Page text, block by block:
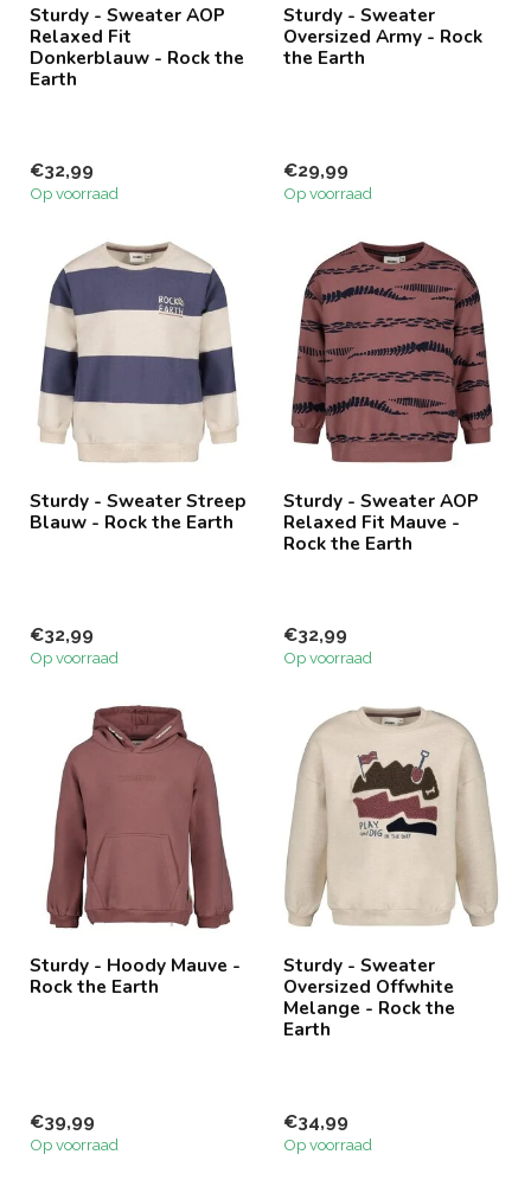
Sturdy - Sweater AOP
Relaxed Fit
Donkerblauw - Rock the
Earth
€32,99
Op voorraad
Sturdy - Sweater
Oversized Army - Rock
the Earth
€29,99
Op voorraad
Sturdy - Sweater Streep
Blauw - Rock the Earth
€32,99
Op voorraad
Sturdy - Sweater AOP
Relaxed Fit Mauve -
Rock the Earth
€32,99
Op voorraad
Sturdy - Hoody Mauve -
Rock the Earth
€39,99
Op voorraad
Sturdy - Sweater
Oversized Offwhite
Melange - Rock the
Earth
€34,99
Op voorraad